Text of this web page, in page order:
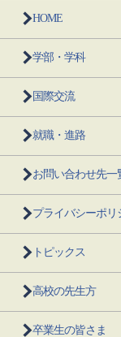
HOME
学部・学科
国際交流
就職・進路
お問い合わせ先一
プライバシーポリ
トピックス
高校の先生方
卒業生の皆さま